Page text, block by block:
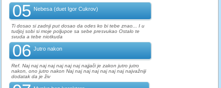
05 Nebesa (duet Igor Cukrov)
Ti dosao si zadnji put dosao da odes ko bi tebe znao... I u
tudjoj sobi si moje poljupce sa sebe presvukao Ostalo te
svuda a tebe niotkuda
06 Jutro nakon
Ref. Naj naj naj naj naj naj naj najjači je zakon jutro jutro
nakon, ono jutro nakon Naj naj naj naj naj naj naj najvažniji
dodatak da je živ